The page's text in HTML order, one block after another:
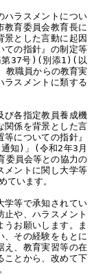
ラスメントについ
教育委員会教育長に
景とした言動に起因
ての指針』の制定等
第37号)(別添1)(以
教職員からの教育実
ラスメントに類する
各指定教員養成機
関係を背景とした言
についての指針』
知)」(令和2年3月
員会等との協力の
メントに関し大学等
ています。
等で承知されてい
や、ハラスメント
お願いします。ま
、その経験をもとに
え、教育実習等の在
ことから、改めて下